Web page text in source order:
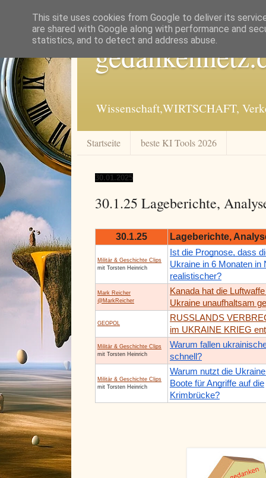
Wissenschaft,WIRTSCHAFT,
Startseite beste KI Tools 2026
30.01.2025
30.1.25 Lageberichte,
30.1.25 Lageberichte,
Militär & Geschichte Clips
mit Torsten Heinrich
Ist die Prognose, dass
Ukraine in 6 Monaten in
realistischer?
Mark Reicher
@MarkReicher
Kanada hat die
Ukraine unaufhaltsam
GEOPOL
RUSSLANDS
im UKRAINE KRIEG
Militär & Geschichte Clips
mit Torsten Heinrich
Warum fallen
schnell?
Militär & Geschichte Clips
mit Torsten Heinrich
Warum nutzt die
Boote für Angriffe auf die
Krimbrücke?
This site uses cookies from Google to deliver its
are shared with Google along with performance and
statistics, and to detect and address abuse.